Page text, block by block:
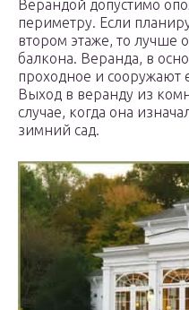
Верандой допустимо
периметру. Если
втором этаже, то лучше
балкона. Веранда, в
проходное и сооружают
Выход в веранду из
случае, когда она
зимний сад.